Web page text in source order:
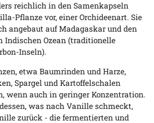
reichlich in den Samenkapseln
Pflanze vor, einer Orchideenart. Sie
angebaut auf Madagaskar und den
Indischen Ozean (traditionelle
Inseln).
etwa Baumrinden und Harze,
Spargel und Kartoffelschalen
wenn auch in geringer Konzentration.
was nach Vanille schmeckt,
zurück - die fermentierten und